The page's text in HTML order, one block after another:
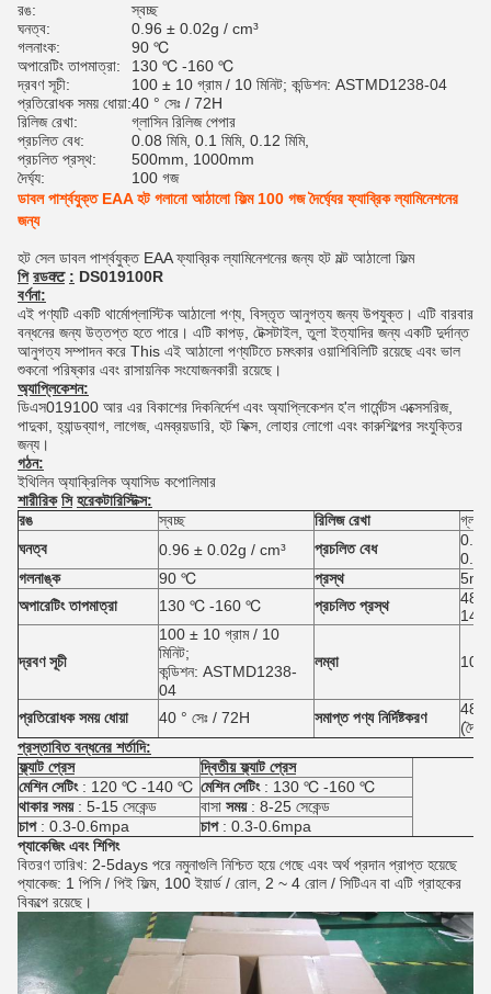
রঙ:
স্বচ্ছ
ঘনত্ব:
0.96 ± 0.02g / cm³
গলনাংক:
90 ℃
অপারেটিং তাপমাত্রা:
130 ℃ -160 ℃
দ্রবণ সূচী:
100 ± 10 গ্রাম / 10 মিনিট; কন্ডিশন: ASTMD1238-04
প্রতিরোধক সময় ধোয়া:40 ° সেঃ / 72H
রিলিজ রেখা:
গ্লাসিন রিলিজ পেপার
প্রচলিত বেধ:
0.08 মিমি, 0.1 মিমি, 0.12 মিমি,
প্রচলিত প্রস্থ:
500mm, 1000mm
দৈর্ঘ্য:
100 গজ
ডাবল পার্শ্বযুক্ত EAA হট গলানো আঠালো ফিল্ম 100 গজ দৈর্ঘ্যের ফ্যাব্রিক ল্যামিনেশনের
জন্য
হট সেল ডাবল পার্শ্বযুক্ত EAA ফ্যাব্রিক ল্যামিনেশনের জন্য হট মল্ট আঠালো ফিল্ম
পি রডक्ट : DS019100R
বর্ণনা:
এই পণ্যটি একটি থার্মোপ্লাস্টিক আঠালো পণ্য, বিস্তৃত আনুগত্য জন্য উপযুক্ত। এটি বারবার
বন্ধনের জন্য উত্তপ্ত হতে পারে। এটি কাপড়, টেক্সটাইল, তুলা ইত্যাদির জন্য একটি দুর্দান্ত
আনুগত্য সম্পাদন করে This এই আঠালো পণ্যটিতে চমৎকার ওয়াশিবিলিটি রয়েছে এবং ভাল
শুকনো পরিষ্কার এবং রাসায়নিক সংযোজনকারী রয়েছে।
অ্যাপ্লিকেশন:
ডিএস019100 আর এর বিকাশের দিকনির্দেশ এবং অ্যাপ্লিকেশন হ'ল গার্মেন্টস এক্সেসরিজ,
পাদুকা, হ্যান্ডব্যাগ, লাগেজ, এমব্রয়ডারি, হট ফিক্স, লোহার লোগো এবং কারুশিল্পের সংযুক্তির
জন্য।
গঠন:
ইথিলিন অ্যাক্রিলিক অ্যাসিড কপোলিমার
শারীরিক সি হরেকটারিস্টিক্স:
রঙ
স্বচ্ছ রিলিজ রেখা
ঘনত্ব
0.96 ± 0.02g / cm³ প্রচলিত বেধ
0.05
0.12
গলনাঙ্ক
90 ℃ প্রস্থ
অপারেটিং তাপমাত্রা
130 ℃ -160 ℃ প্রচলিত প্রস্থ
দ্রবণ সূচী
100 ± 10 গ্রাম / 10
মিনিট;
কন্ডিশন: ASTMD1238-
04
লম্বা 100
প্রতিরোধক সময় ধোয়া 40 ° সেঃ / 72H সমাপ্ত পণ্য নির্দিষ্টকরণ
প্রস্তাবিত বন্ধনের শর্তাদি:
ফ্ল্যাট প্রেস
দ্বিতীয় ফ্ল্যাট প্রেস
মেশিন সেটিং: 120 ℃ -140 ℃ মেশিন সেটিং: 130 ℃ -160 ℃
থাকার সময়: 5-15 সেকেন্ড বাসা সময়: 8-25 সেকেন্ড
চাপ: 0.3-0.6mpa চাপ: 0.3-0.6mpa
প্যাকেজিং এবং শিপিং
বিতরণ তারিখ: 2-5days পরে নমুনাগুলি নিশ্চিত হয়ে গেছে এবং অর্থ প্রদান প্রাপ্ত হয়েছে
প্যাকেজ: 1 পিসি / পিই ফিল্ম, 100 ইয়ার্ড / রোল, 2 ~ 4 রোল / সিটিএন বা এটি গ্রাহকের
বিকল্পে রয়েছে।